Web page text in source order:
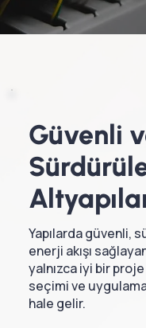
Güvenli
Yapılarda güvenli,
enerji akışı
yalnızca iyi bir
seçimi ve
hale gelir.